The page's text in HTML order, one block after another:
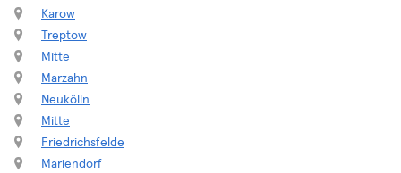
Karow
Treptow
Mitte
Marzahn
Neukölln
Mitte
Friedrichsfelde
Mariendorf